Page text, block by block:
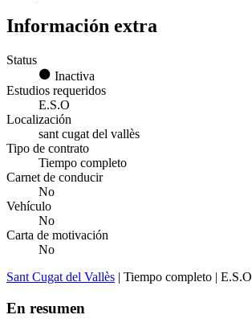
Información extra
Status
Inactiva
Estudios requeridos
E.S.O
Localización
sant cugat del vallès
Tipo de contrato
Tiempo completo
Carnet de conducir
No
Vehículo
No
Carta de motivación
No
Sant Cugat del Vallès | Tiempo completo | E.S.O
En resumen